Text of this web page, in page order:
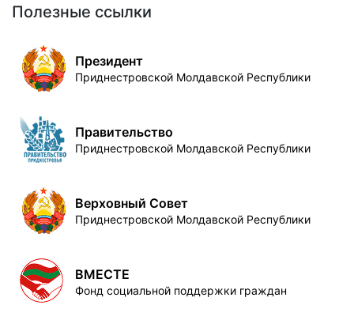
Полезные ссылки
Президент
Приднестровской Молдавской Республики
Правительство
Приднестровской Молдавской Республики
Верховный Совет
Приднестровской Молдавской Республики
ВМЕСТЕ
Фонд социальной поддержки граждан